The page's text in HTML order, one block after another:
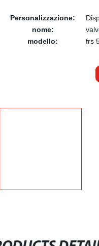
Personalizzazione:
nome:
modello:
frs